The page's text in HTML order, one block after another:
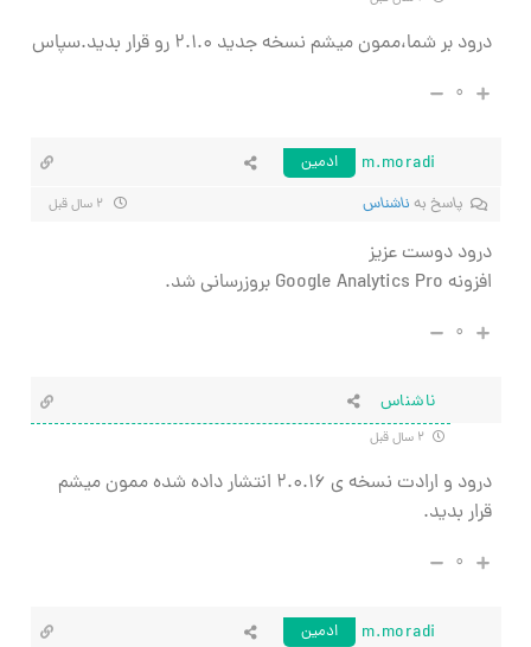
درود بر شما،ممون میشم نسخه جدید ۲.۱.۰ رو قرار بدید.سپاس
۰
m.moradi
ادمین
پاسخ به ناشناس
درود دوست عزیز
افزونه Google Analytics Pro بروزرسانی شد.
۰
ناشناس
درود و ارادت نسخه ی
۲.۰.۱۶ انتشار داده شده ممون میشم
قرار بدید.
۰
m.moradi
ادمین